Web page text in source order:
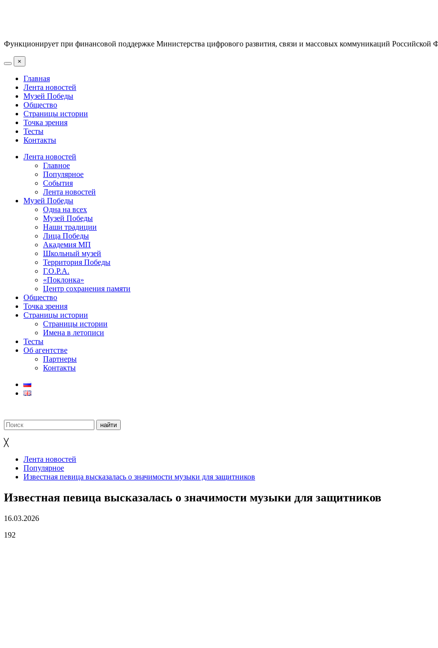
Функционирует при финансовой поддержке Министерства цифрового развития, связи и массовых коммуникаций Российской
×
Главная
Лента новостей
Музей Победы
Общество
Страницы истории
Точка зрения
Тесты
Контакты
Лента новостей
Главное
Популярное
События
Лента новостей
Музей Победы
Одна на всех
Музей Победы
Наши традиции
Лица Победы
Академия МП
Школьный музей
Территория Победы
Г.О.Р.А.
«Поклонка»
Центр сохранения памяти
Общество
Точка зрения
Страницы истории
Страницы истории
Имена в летописи
Тесты
Об агентстве
Партнеры
Контакты
╳
Лента новостей
Популярное
Известная певица высказалась о значимости музыки для защитников
Известная певица высказалась о значимости музыки для защитников
16.03.2026
192